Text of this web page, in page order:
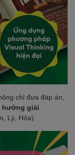
chỉ đưa đáp án,
hướng giải
Lý, Hóa).